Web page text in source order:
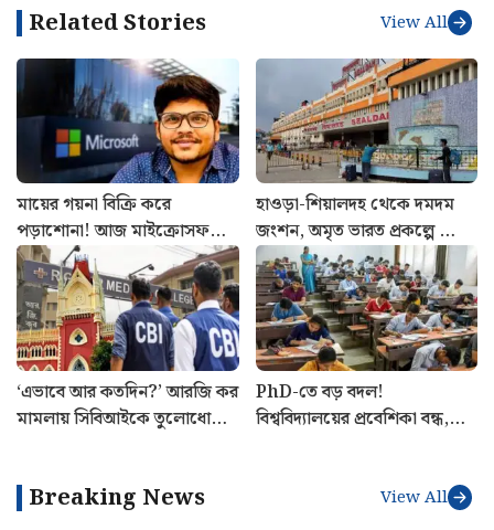
Related Stories View All
মায়ের গয়না বিক্রি করে
পড়াশোনা! আজ মাইক্রোসফটে
করছেন ১.৯ কোটির চাকরি,
চমকে দেবে মনুর কাহিনি
হাওড়া-শিয়ালদহ থেকে দমদম
জংশন, অমৃত ভারত প্রকল্পে ভোল
বদলাতে চলেছে কোন কোন
স্টেশনের?
‘এভাবে আর কতদিন?’ আরজি কর
মামলায় সিবিআইকে তুলোধোনা
PhD-তে বড় বদল!
বিশ্ববিদ্যালয়ের প্রবেশিকা বন্ধ,
Breaking News View All